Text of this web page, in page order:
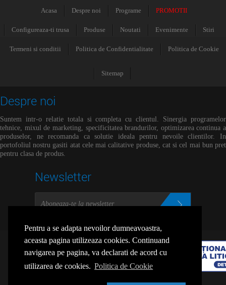
Pentru a se adapta nevoilor dumneavoastra,
aceasta pagina utilizeaza cookies. Continuand
navigarea pe pagina, va declarati de acord cu
utilizarea de cookies. Politica de Cookie
Acasa Despre noi Programe PROMOTII
Configureaza-ti trusa Produse Noutati Evenimente Stiri
Termeni si conditii Politica de Confidentialitate Politica de Cookie
Sitemap
Despre noi
Suntem intr-o relatie totala si completa cu clientul. Sinergia programelor
tehnice, mixul de marketing, specificitatea brandurilor, optimizarea continua a
produselor, ne recomanda ca solutie ideala pentru nevoile clientilor. In
portofoliul nostru gasiti atat cele mai calitative produse, cat si cel mai bun pret
pentru clasa de produs.
Newsletter